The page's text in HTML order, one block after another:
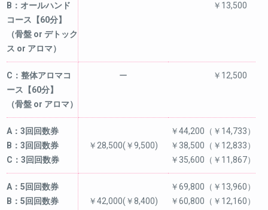
B：オールハンド
コース【60分】
（骨盤 or デトック
ス or アロマ）
￥13,500
C：整体アロマコ
ース【60分】
（骨盤 or アロマ）
ー ￥12,500
A：3回回数券
B：3回回数券
C：3回回数券
￥28,500(￥9,500)
￥44,200（￥14,733）
￥38,500（￥12,833）
￥35,600（￥11,867）
A：5回回数券
B：5回回数券
￥42,000(￥8,400)
￥69,800（￥13,960）
￥60,800（￥12,160）